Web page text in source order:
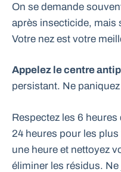
On se demande
après insecticide, mais
Votre nez est votre
Appelez le centre
persistant. Ne
Respectez les 6
24 heures pour les
une heure et nettoyez
éliminer les résidus.